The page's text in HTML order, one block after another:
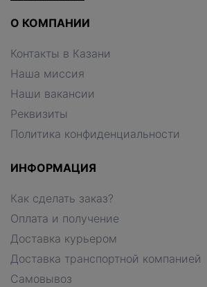
О КОМПАНИИ
Контакты в Казани
Наша миссия
Наши вакансии
Реквизиты
Политика конфиденциальности
ИНФОРМАЦИЯ
Как сделать заказ?
Оплата и получение
Доставка курьером
Доставка транспортной компанией
Самовывоз